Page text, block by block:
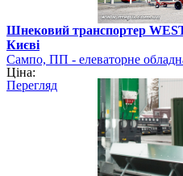
Шнековий транспортер
Києві
Сампо, ПП - елеваторне
Ціна:
Перегляд